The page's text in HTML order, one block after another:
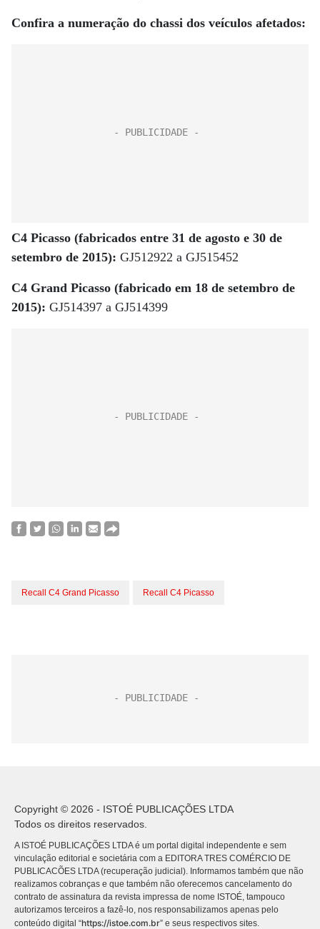
Confira a numeração do chassi dos veículos afetados:
C4 Picasso (fabricados entre 31 de agosto e 30 de
setembro de 2015): GJ512922 a GJ515452
C4 Grand Picasso (fabricado em 18 de setembro de
2015): GJ514397 a GJ514399
Recall C4 Grand Picasso Recall C4 Picasso
Copyright © 2026 - ISTOÉ PUBLICAÇÕES LTDA
Todos os direitos reservados.
A ISTOÉ PUBLICAÇÕES LTDA é um portal digital independente e sem
vinculação editorial e societária com a EDITORA TRES COMÉRCIO DE
PUBLICACÕES LTDA (recuperação judicial). Informamos também que não
realizamos cobranças e que também não oferecemos cancelamento do
contrato de assinatura da revista impressa de nome ISTOÉ, tampouco
autorizamos terceiros a fazê-lo, nos responsabilizamos apenas pelo
conteúdo digital “https://istoe.com.br” e seus respectivos sites.